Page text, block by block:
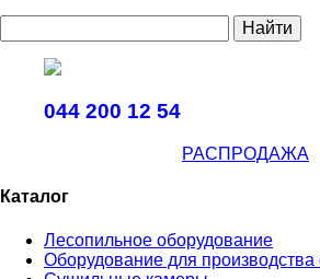
Найти
044 200 12 54
РАСПРОДАЖА
Каталог
Лесопильное оборудование
Оборудование для